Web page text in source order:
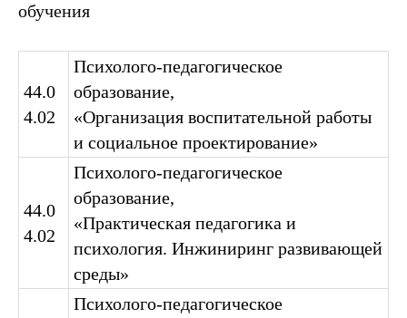
обучения
44.0
4.02
Психолого-педагогическое
образование,
«Организация воспитательной работы
и социальное проектирование»
44.0
4.02
Психолого-педагогическое
образование,
«Практическая педагогика и
психология. Инжиниринг развивающей
среды»
Психолого-педагогическое